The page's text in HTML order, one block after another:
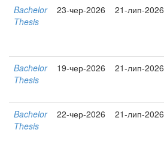
Bachelor
Thesis
23-чер-2026 21-лип-2026
Bachelor
Thesis
19-чер-2026 21-лип-2026
Bachelor
Thesis
22-чер-2026 21-лип-2026